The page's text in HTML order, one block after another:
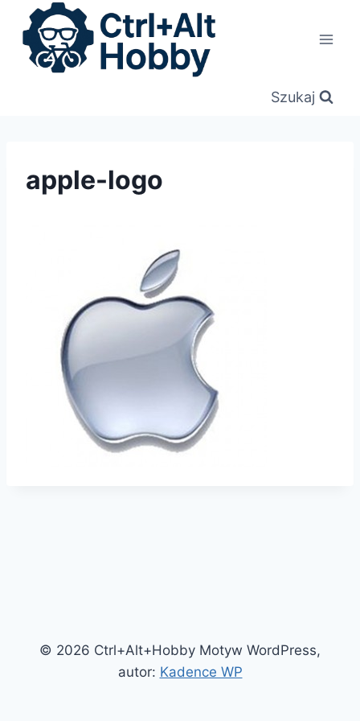
Przejdź
treści
Szukaj
apple-logo
© 2026 Ctrl+Alt+Hobby Motyw WordPress,
autor: Kadence WP